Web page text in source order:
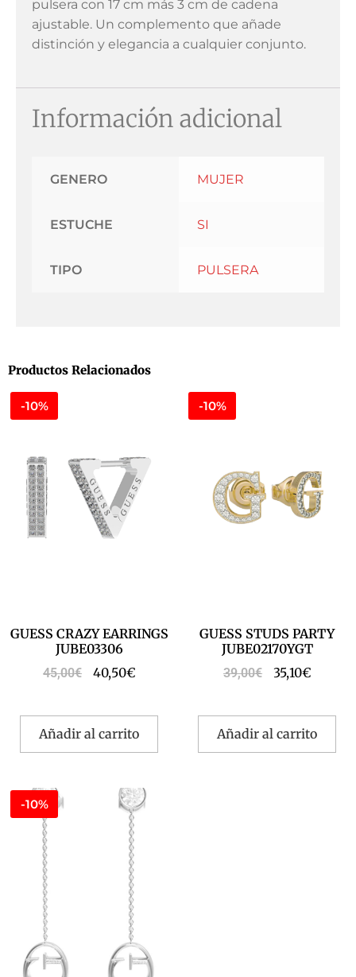
pulsera con 17 cm más 3 cm de cadena
ajustable. Un complemento que añade
distinción y elegancia a cualquier conjunto.
Información adicional
GENERO MUJER
ESTUCHE SI
TIPO PULSERA
Productos Relacionados
-10%
GUESS CRAZY EARRINGS
JUBE03306
45,00€ 40,50€
Añadir al carrito
-10%
GUESS STUDS PARTY
JUBE02170YGT
39,00€ 35,10€
Añadir al carrito
-10%